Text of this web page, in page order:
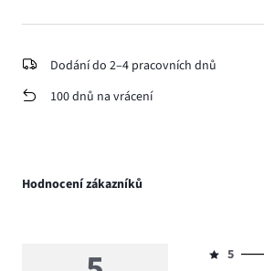
Dodání do 2–4 pracovních dnů
100 dnů na vrácení
Hodnocení zákazníků
Hodnocení
5